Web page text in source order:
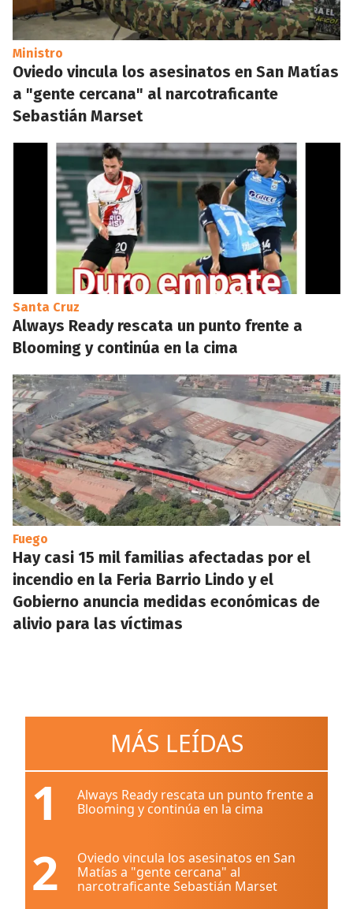
Ministro
Oviedo vincula los asesinatos en San Matías
a "gente cercana" al narcotraficante
Sebastián Marset
Santa Cruz
Always Ready rescata un punto frente a
Blooming y continúa en la cima
Fuego
Hay casi 15 mil familias afectadas por el
incendio en la Feria Barrio Lindo y el
Gobierno anuncia medidas económicas de
alivio para las víctimas
MÁS LEÍDAS
1
Always Ready rescata un punto frente a
Blooming y continúa en la cima
2
Oviedo vincula los asesinatos en San
Matías a "gente cercana" al
narcotraficante Sebastián Marset